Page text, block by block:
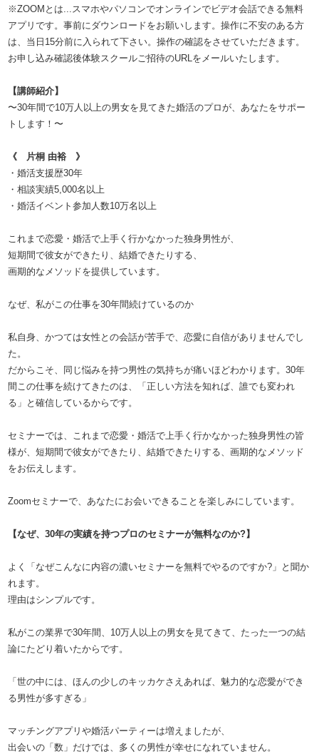
※ZOOMとは...スマホやパソコンでオンラインでビデオ会話できる無料
アプリです。事前にダウンロードをお願いします。操作に不安のある方
は、当日15分前に入られて下さい。操作の確認をさせていただきます。
お申し込み確認後体験スクールご招待のURLをメールいたします。
【講師紹介】
〜30年間で10万人以上の男女を見てきた婚活のプロが、あなたをサポー
トします！〜
《 片桐 由裕 》
・婚活支援歴30年
・相談実績5,000名以上
・婚活イベント参加人数10万名以上
これまで恋愛・婚活で上手く行かなかった独身男性が、
短期間で彼女ができたり、結婚できたりする、
画期的なメソッドを提供しています。
なぜ、私がこの仕事を30年間続けているのか
私自身、かつては女性との会話が苦手で、恋愛に自信がありませんでし
た。
だからこそ、同じ悩みを持つ男性の気持ちが痛いほどわかります。30年
間この仕事を続けてきたのは、「正しい方法を知れば、誰でも変われ
る」と確信しているからです。
セミナーでは、これまで恋愛・婚活で上手く行かなかった独身男性の皆
様が、短期間で彼女ができたり、結婚できたりする、画期的なメソッド
をお伝えします。
Zoomセミナーで、あなたにお会いできることを楽しみにしています。
【なぜ、30年の実績を持つプロのセミナーが無料なのか?】
よく「なぜこんなに内容の濃いセミナーを無料でやるのですか?」と聞か
れます。
理由はシンプルです。
私がこの業界で30年間、10万人以上の男女を見てきて、たった一つの結
論にたどり着いたからです。
「世の中には、ほんの少しのキッカケさえあれば、魅力的な恋愛ができ
る男性が多すぎる」
マッチングアプリや婚活パーティーは増えましたが、
出会いの「数」だけでは、多くの男性が幸せになれていません。